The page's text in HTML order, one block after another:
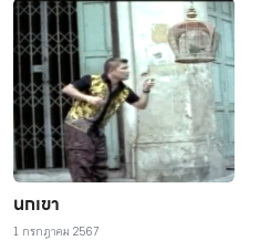
นกเขา
1 กรกฎาคม 2567